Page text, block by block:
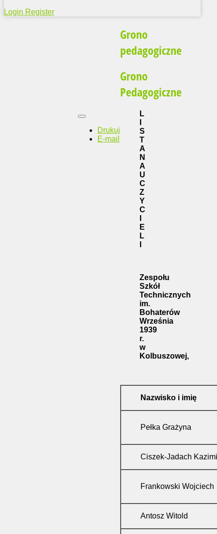
Login Register
Grono
pedagogiczne
Grono
Pedagogiczne
Drukuj
E-mail
L
S
T
A
N
A
U
C
Z
Y
C
E
L
Zespołu
Szkół
Technicznych
im.
Bohaterów
Września
1939
r.
w
Kolbuszowej,
Nazwisko i imię
Pełka Grażyna
Ciszek-Jadach
Frankowski Wojciech
Antosz Witold